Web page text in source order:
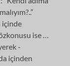
içinde
ise …
-
içinden